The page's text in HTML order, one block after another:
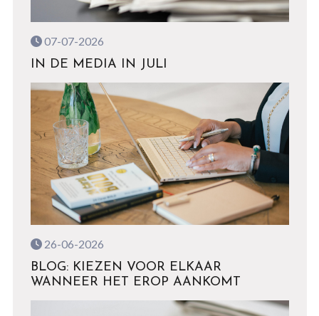
07-07-2026
IN DE MEDIA IN JULI
26-06-2026
BLOG: KIEZEN VOOR ELKAAR
WANNEER HET EROP AANKOMT